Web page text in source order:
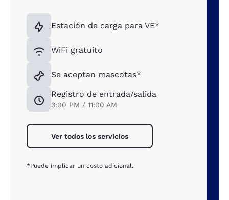
Estación de carga para VE*
WiFi gratuito
Se aceptan mascotas*
Registro de entrada/salida
3:00 PM / 11:00 AM
Ver todos los servicios
*Puede implicar un costo adicional.